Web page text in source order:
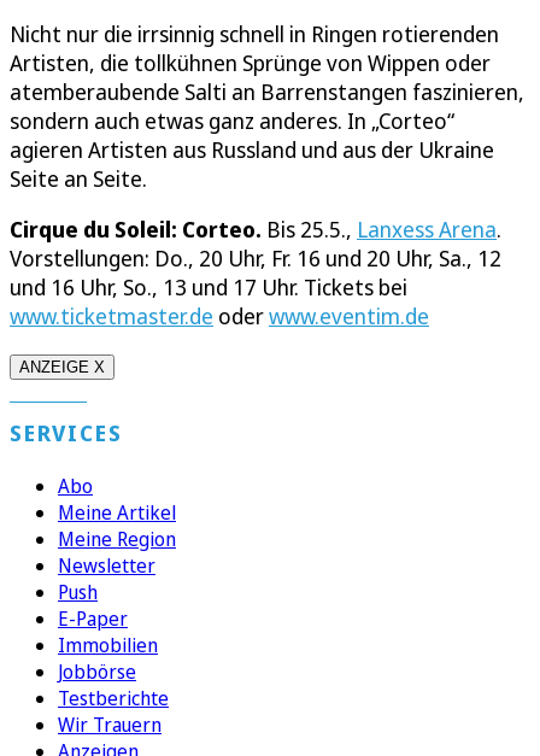
Nicht nur die irrsinnig schnell in Ringen rotierenden
Artisten, die tollkühnen Sprünge von Wippen oder
atemberaubende Salti an Barrenstangen faszinieren,
sondern auch etwas ganz anderes. In „Corteo“
agieren Artisten aus Russland und aus der Ukraine
Seite an Seite.
Cirque du Soleil: Corteo. Bis 25.5., Lanxess Arena.
Vorstellungen: Do., 20 Uhr, Fr. 16 und 20 Uhr, Sa., 12
und 16 Uhr, So., 13 und 17 Uhr. Tickets bei
www.ticketmaster.de oderwww.eventim.de
ANZEIGE X
SERVICES
Abo
Meine Artikel
Meine Region
Newsletter
Push
E-Paper
Immobilien
Jobbörse
Testberichte
Wir Trauern